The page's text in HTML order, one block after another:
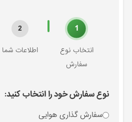
1
انتخاب نوع
سفارش
2
اطلاعات شما
نوع سفارش خود را انتخاب کنید:
سفارش گذاری هوایی